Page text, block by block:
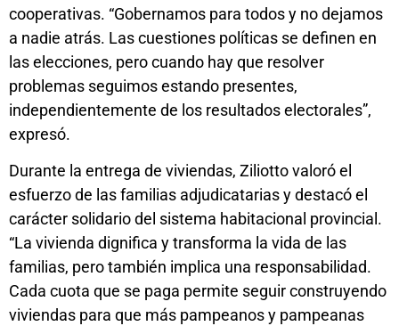
cooperativas. “Gobernamos para todos y no dejamos
a nadie atrás. Las cuestiones políticas se definen en
las elecciones, pero cuando hay que resolver
problemas seguimos estando presentes,
independientemente de los resultados electorales”,
expresó.
Durante la entrega de viviendas, Ziliotto valoró el
esfuerzo de las familias adjudicatarias y destacó el
carácter solidario del sistema habitacional provincial.
“La vivienda dignifica y transforma la vida de las
familias, pero también implica una responsabilidad.
Cada cuota que se paga permite seguir construyendo
viviendas para que más pampeanos y pampeanas